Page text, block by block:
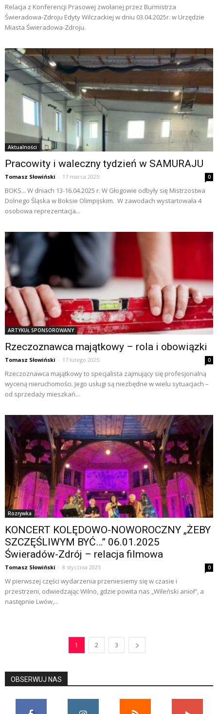
Relacja z Konferencji Prasowej zwołanej przez Burmistrza
Świeradowa-Zdroju Edyty Wilczackiej w dniu 03.04.2025r. w Urzędzie
Miasta Świeradowa-Zdroju.
Aktualności
Pracowity i waleczny tydzień w SAMURAJU
Tomasz Słowiński - 17 marca 2025 0
BOKS... W dniach 13-16.04.2025 r. W Głogowie odbyły się Mistrzostwa
Dolnego Śląska w Boksie Olimpijskim. W zawodach wystartowała 4
osobowa reprezentacja...
ARTYKUŁ SPONSOROWANY
Rzeczoznawca majątkowy – rola i obowiązki
Tomasz Słowiński - 17 lutego 2025 0
Rzeczoznawca majątkowy to specjalista zajmujący się profesjonalną
wyceną nieruchomości. Jego usługi są niezbędne w wielu sytuacjach –
od sprzedaży mieszkań...
Rozrywka
KONCERT KOLĘDOWO-NOWOROCZNY „ŻEBY
SZCZĘŚLIWYM BYĆ…” 06.01.2025
Świeradów-Zdrój – relacja filmowa
Tomasz Słowiński - 8 stycznia 2025 0
W pierwszej części wydarzenia przeniesiemy się w czasie i
przestrzeni, odwiedzając Wilno, gdzie powita nas „Wileński anioł”, a
następnie Lwów,...
1 2 3
OBSERWUJ NAS